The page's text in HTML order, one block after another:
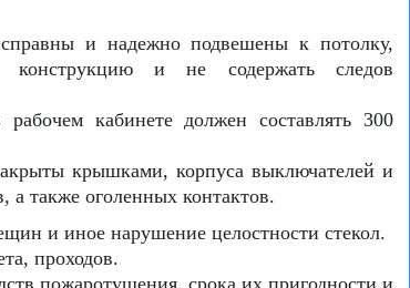
и надежно подвешены к потолку,
конструкцию и не содержать следов
кабинете должен составлять 300
крышками, корпуса выключателей и
а также оголенных контактов.
и иное нарушение целостности стекол.
проходов.
пожаротушения, срока их пригодности и